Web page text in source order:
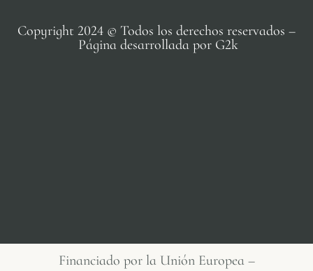
Copyright 2024 © Todos los derechos reservados –
Página desarrollada por G2k
Financiado por la Unión Europea –